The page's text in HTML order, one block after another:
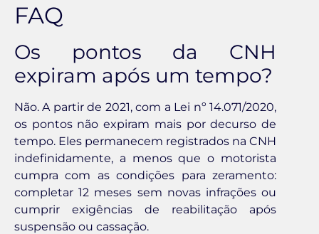
FAQ
Os pontos da CNH
expiram após um tempo?
Não. A partir de 2021, com a Lei nº 14.071/2020,
os pontos não expiram mais por decurso de
tempo. Eles permanecem registrados na CNH
indefinidamente, a menos que o motorista
cumpra com as condições para zeramento:
completar 12 meses sem novas infrações ou
cumprir exigências de reabilitação após
suspensão ou cassação.